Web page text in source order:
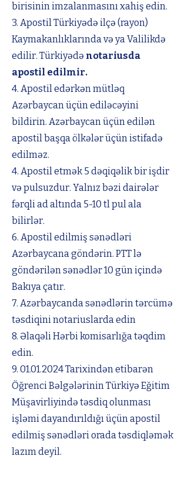
birisinin imzalanmasını xahiş edin.
3. Apostil Türkiyədə ilçə (rayon)
Kaymakanlıklarında və ya Valilikdə
edilir. Türkiyədə notariusda
apostil edilmir.
4. Apostil edərkən mütləq
Azərbaycan üçün ediləcəyini
bildirin. Azərbaycan üçün edilən
apostil başqa ölkələr üçün istifadə
edilməz.
4. Apostil etmək 5 dəqiqəlik bir işdir
və pulsuzdur. Yalnız bəzi dairələr
fərqli ad altında 5-10 tl pul ala
bilirlər.
6. Apostil edilmiş sənədləri
Azərbaycana göndərin. PTT lə
göndərilən sənədlər 10 gün içində
Bakıya çatır.
7. Azərbaycanda sənədlərin tərcümə
təsdiqini notariuslarda edin
8. Əlaqəli Hərbi komisarlığa təqdim
edin.
9. 01.01.2024Tarixindən etibarən
Öğrenci Bəlgələrinin Türkiyə Eğitim
Müşavirliyində təsdiq olunması
işləmi dayandırıldığı üçün apostil
edilmiş sənədləri orada təsdiqləmək
lazım deyil.